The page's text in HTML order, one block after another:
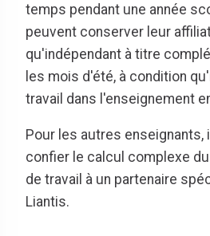
temps pendant une année
peuvent conserver leur
qu'indépendant à titre
les mois d'été, à condition
travail dans l'enseignement
Pour les autres
confier le calcul complexe
de travail à un partenaire
Liantis.